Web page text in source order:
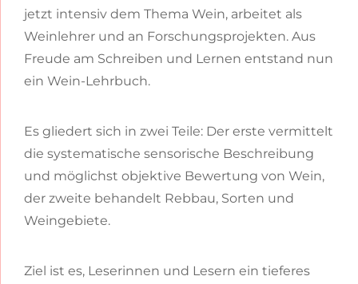
jetzt intensiv dem Thema Wein, arbeitet als
Weinlehrer und an Forschungsprojekten. Aus
Freude am Schreiben und Lernen entstand nun
ein Wein-Lehrbuch.
Es gliedert sich in zwei Teile: Der erste vermittelt
die systematische sensorische Beschreibung
und möglichst objektive Bewertung von Wein,
der zweite behandelt Rebbau, Sorten und
Weingebiete.
Ziel ist es, Leserinnen und Lesern ein tieferes